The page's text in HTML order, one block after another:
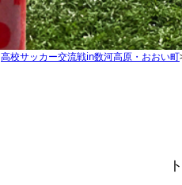
高校サッカー交流戦in数河高原・おおい町